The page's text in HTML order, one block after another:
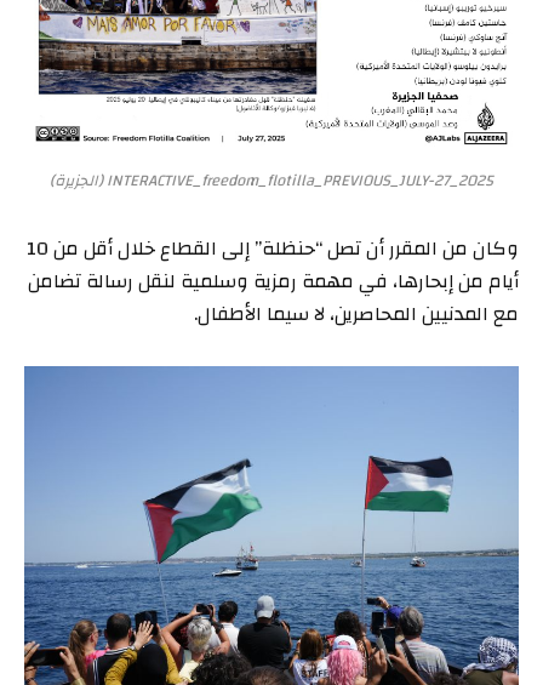
INTERACTIVE_freedom_flotilla_PREVIOUS_JULY-27_2025 (الجزيرة)
وكان من المقرر أن تصل “حنظلة” إلى القطاع خلال أقل من 10
أيام من إبحارها، في مهمة رمزية وسلمية لنقل رسالة تضامن
مع المدنيين المحاصرين، لا سيما الأطفال.